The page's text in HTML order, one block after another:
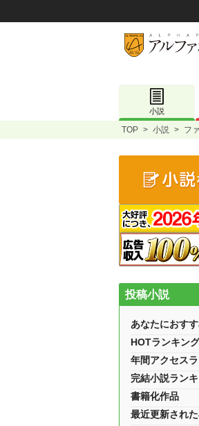
小説
TOP > 小説 > フ
投稿小説
あなたにおす
HOTランキング
年間アクセス
完結小説ラン
書籍化作品
最近更新され